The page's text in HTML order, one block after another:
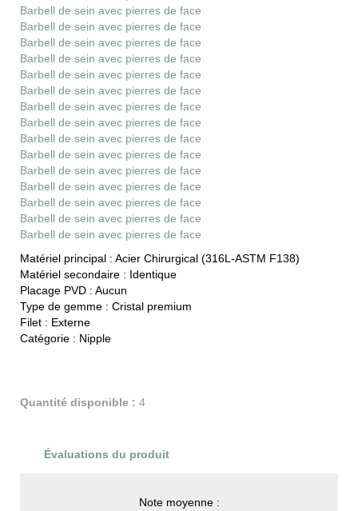
Barbell de sein avec pierres de face
Barbell de sein avec pierres de face
Barbell de sein avec pierres de face
Barbell de sein avec pierres de face
Barbell de sein avec pierres de face
Barbell de sein avec pierres de face
Barbell de sein avec pierres de face
Barbell de sein avec pierres de face
Barbell de sein avec pierres de face
Barbell de sein avec pierres de face
Barbell de sein avec pierres de face
Barbell de sein avec pierres de face
Barbell de sein avec pierres de face
Barbell de sein avec pierres de face
Barbell de sein avec pierres de face
Matériel principal : Acier Chirurgical (316L-ASTM F138)
Matériel secondaire : Identique
Placage PVD : Aucun
Type de gemme : Cristal premium
Filet : Externe
Catégorie : Nipple
Quantité disponible : 4
Évaluations du produit
Note moyenne :